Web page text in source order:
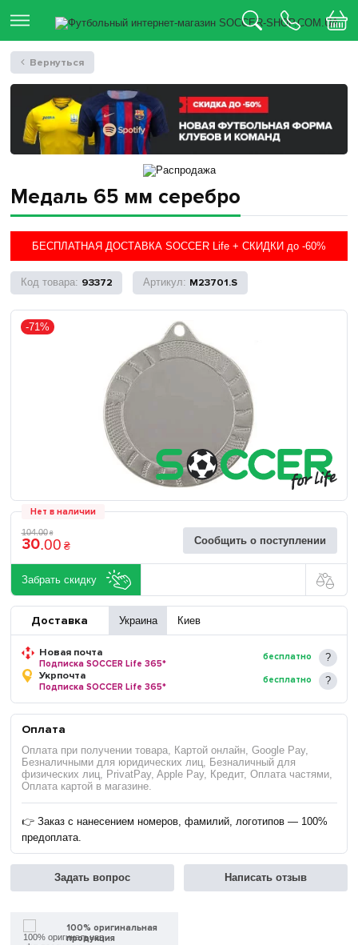
Медаль 65 мм серебро
БЕСПЛАТНАЯ ДОСТАВКА SOCCER Life + СКИДКИ до -60%
93372 M23701.S
-71%
Нет в наличии
104.00 ₴
30.00 ₴ Сообщить о поступлении
Забрать скидку
Доставка Украина Киев
Новая почта
Подписка SOCCER Life 365*
бесплатно
Укрпочта
Подписка SOCCER Life 365*
бесплатно
Оплата
Оплата при получении товара, Картой онлайн, Google Pay,
Безналичными для юридических лиц, Безналичный для
физических лиц, PrivatPay, Apple Pay, Кредит, Оплата частями,
Оплата картой в магазине.
👉 Заказ с нанесением номеров, фамилий, логотипов — 100%
предоплата.
Задать вопрос Написать отзыв
100% оригинальная
продукция
Вернуться